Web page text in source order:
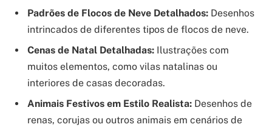
Padrões de Flocos de Neve Detalhados: Desenhos
intrincados de diferentes tipos de flocos de neve.
Cenas de Natal Detalhadas: Ilustrações com
muitos elementos, como vilas natalinas ou
interiores de casas decoradas.
Animais Festivos em Estilo Realista: Desenhos de
renas, corujas ou outros animais em cenários de